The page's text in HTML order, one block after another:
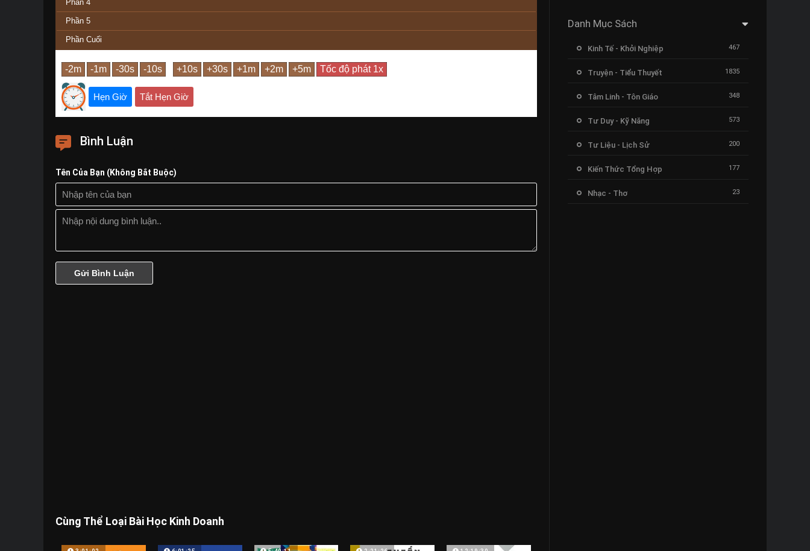
Phần 4
Phần 5
Phần Cuối
Hẹn Giờ Tắt Hẹn Giờ
Bình Luận
Tên Của Bạn (Không Bắt Buộc)
Cùng Thể Loại Bài Học Kinh Doanh
Danh Mục Sách
Kinh Tế - Khởi Nghiệp 467
Truyện - Tiểu Thuyết 1835
Tâm Linh - Tôn Giáo 348
Tư Duy - Kỹ Năng 573
Tư Liệu - Lịch Sử 200
Kiến Thức Tổng Hợp 177
Nhạc - Thơ 23